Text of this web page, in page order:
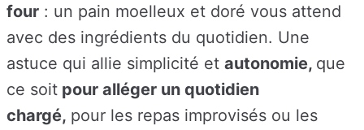
four : un pain moelleux et doré vous attend
avec des ingrédients du quotidien. Une
astuce qui allie simplicité et autonomie, que
ce soit pour alléger un quotidien
chargé, pour les repas improvisés ou les